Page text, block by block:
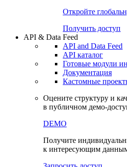
Откройте
Получить доступ
API & Data Feed
API and Data Feed
API каталог
Готовые модули
Документация
Кастомные
Оцените структуру и
в публичном демо-
DEMO
Получите
к интересующим